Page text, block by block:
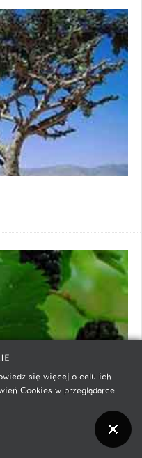
się więcej o celu ich
Cookies w przeglądarce.